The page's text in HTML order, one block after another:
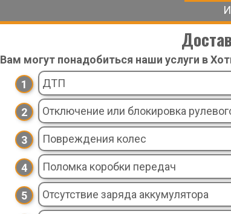
Вам могут понадобиться наши услуги в
ДТП
Отключение или блокировка
Повреждения колес
Поломка коробки передач
Отсутствие заряда аккумулятора